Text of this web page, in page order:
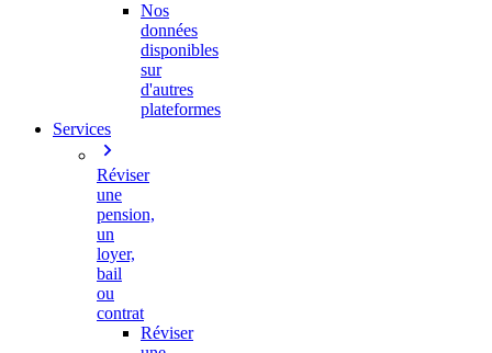
Nos
données
disponibles
sur
d'autres
plateformes
Services
Réviser
une
pension,
un
loyer,
bail
ou
contrat
Réviser